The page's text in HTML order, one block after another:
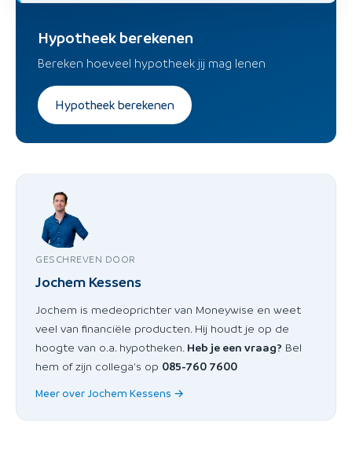
Hypotheek berekenen
Bereken hoeveel hypotheek jij mag lenen
Hypotheek berekenen
GESCHREVEN DOOR
Jochem Kessens
Jochem is medeoprichter van Moneywise en weet
veel van financiële producten. Hij houdt je op de
hoogte van o.a. hypotheken. Heb je een vraag? Bel
hem of zijn collega's op 085-760 7600
Meer over Jochem Kessens →